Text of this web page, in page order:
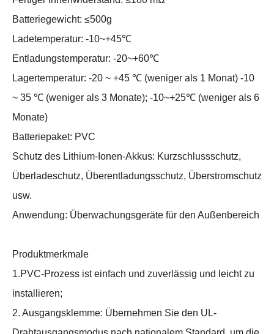
Batteriegewicht: ≤500g
Ladetemperatur: -10~+45℃
Entladungstemperatur: -20~+60℃
Lagertemperatur: -20 ~ +45 ℃ (weniger als 1 Monat) -10
~ 35 ℃ (weniger als 3 Monate); -10~+25℃ (weniger als 6
Monate)
Batteriepaket: PVC
Schutz des Lithium-Ionen-Akkus: Kurzschlussschutz,
Überladeschutz, Überentladungsschutz, Überstromschutz
usw.
Anwendung: Überwachungsgeräte für den Außenbereich
Produktmerkmale
1.PVC-Prozess ist einfach und zuverlässig und leicht zu
installieren;
2. Ausgangsklemme: Übernehmen Sie den UL-